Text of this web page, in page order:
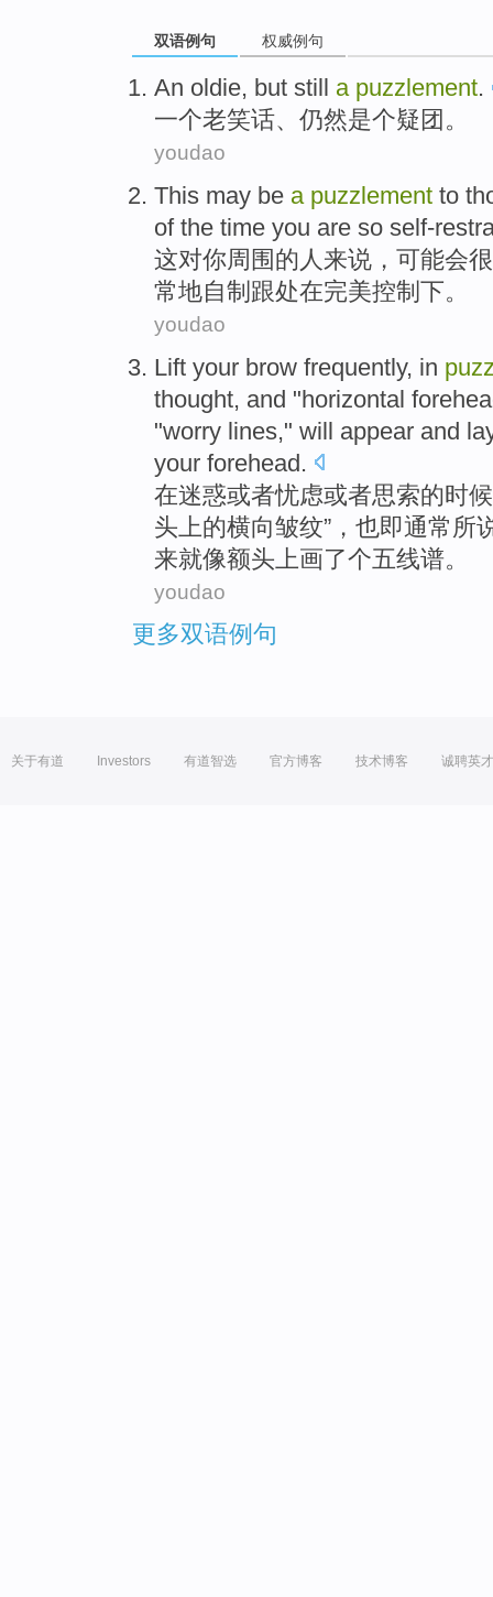
双语例句 权威例句
An oldie, but still a puzzlement.
一个老笑话、 仍然是个疑团。
youdao
This may be a puzzlement to
of the time you are so self-
这对你周围 的 人来说， 可能会很
常地自制 跟处在完美控制下。
youdao
Lift your brow frequently, in
thought, and "horizontal
"worry lines," will appear and
your forehead.
在迷惑或者忧虑或者思索的时
头 上的横向皱纹”，也即通常 所
来就像额头上画了个五线谱。
youdao
更多双语例句
关于有道 Investors 有道智选 官方博客 技术博客 诚聘英才